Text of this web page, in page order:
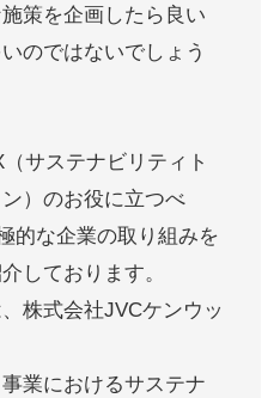
策を企画したら良い
のではないでしょう
サステナビリティト
）のお役に立つべ
的な企業の取り組みを
しております。
株式会社JVCケンウッ
業におけるサステナ